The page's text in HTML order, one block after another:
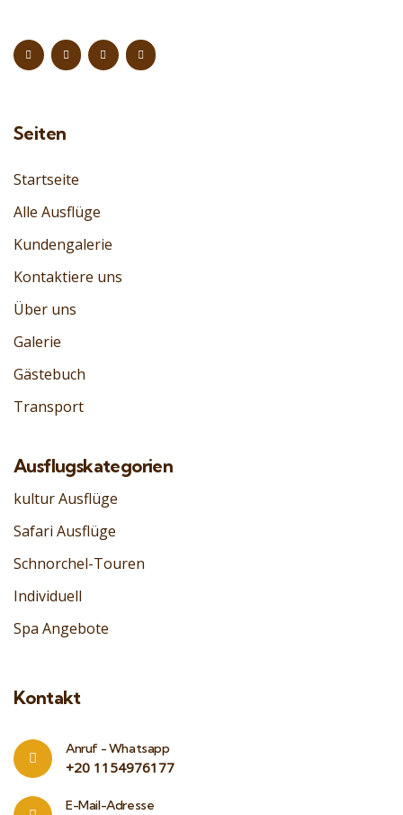
Seiten
Startseite
Alle Ausflüge
Kundengalerie
Kontaktiere uns
Über uns
Galerie
Gästebuch
Transport
Ausflugskategorien
kultur Ausflüge
Safari Ausflüge
Schnorchel-Touren
Individuell
Spa Angebote
Kontakt
Anruf - Whatsapp
‎+20 1154976177
E-Mail-Adresse